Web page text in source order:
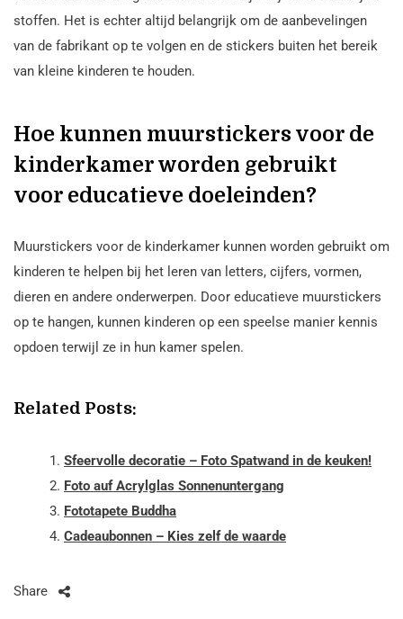
stoffen. Het is echter altijd belangrijk om de aanbevelingen
van de fabrikant op te volgen en de stickers buiten het bereik
van kleine kinderen te houden.
Hoe kunnen muurstickers voor de
kinderkamer worden gebruikt
voor educatieve doeleinden?
Muurstickers voor de kinderkamer kunnen worden gebruikt om
kinderen te helpen bij het leren van letters, cijfers, vormen,
dieren en andere onderwerpen. Door educatieve muurstickers
op te hangen, kunnen kinderen op een speelse manier kennis
opdoen terwijl ze in hun kamer spelen.
Related Posts:
Sfeervolle decoratie – Foto Spatwand in de keuken!
Foto auf Acrylglas Sonnenuntergang
Fototapete Buddha
Cadeaubonnen – Kies zelf de waarde
Share